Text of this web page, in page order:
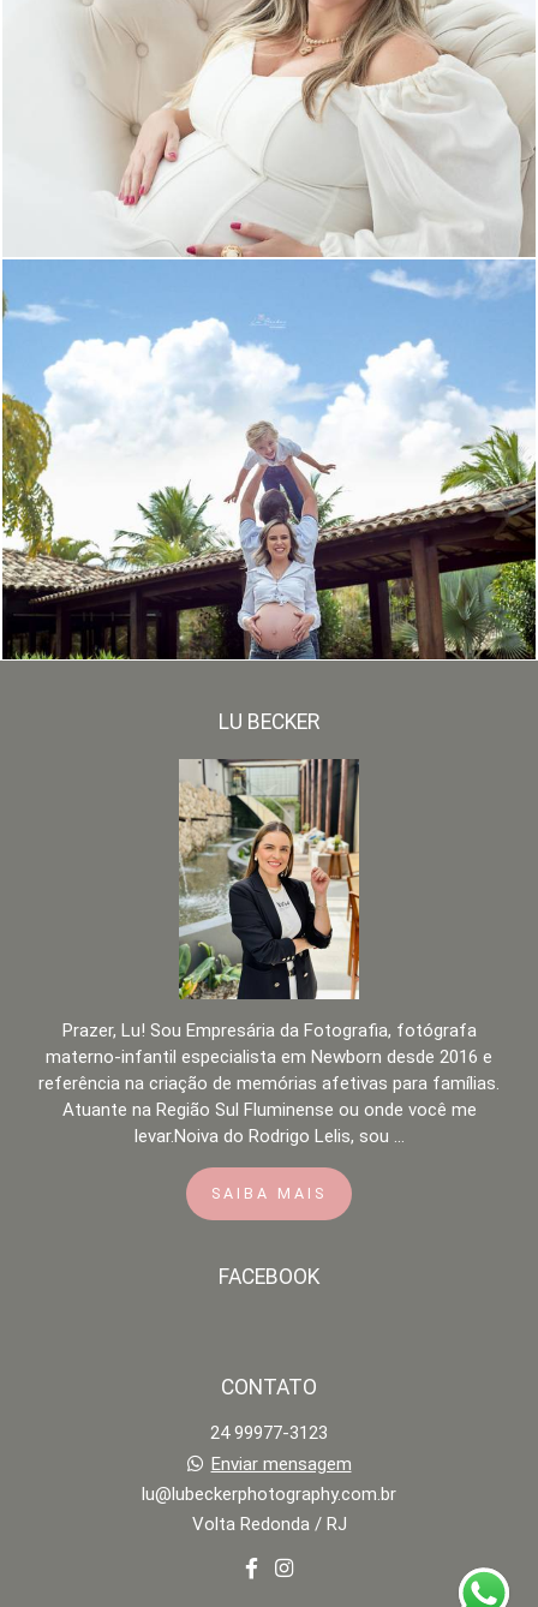
0
1104 0
LU BECKER
Prazer, Lu! Sou Empresária da Fotografia, fotógrafa
materno-infantil especialista em Newborn desde 2016 e
referência na criação de memórias afetivas para famílias.
Atuante na Região Sul Fluminense ou onde você me
levar.Noiva do Rodrigo Lelis, sou ...
SAIBA MAIS
FACEBOOK
CONTATO
24 99977-3123
Enviar mensagem
lu@lubeckerphotography.com.br
Volta Redonda / RJ